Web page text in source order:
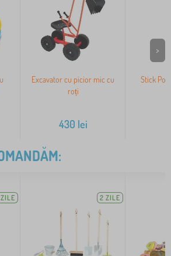
Excavator cu picior mic cu
roți
430 lei
Stick
>
2 ZILE